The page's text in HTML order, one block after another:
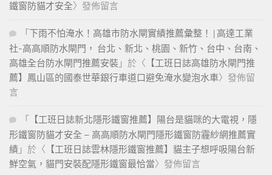
鐵窗防貓才安全〉發佈留言
「
下雨不怕淹水！高雄市防水閘實績推薦彙整！ | 高達工業
社-高高順防水閘門， 台北、新北、桃園、新竹、台中、台南、
高雄全台防水閘門推薦安裝 」於〈 【工班日誌高雄防水閘門推
薦】鳳山區的國泰世華銀行車道口避免淹水變泡水車〉發佈留
言
「
【工班日誌新北隱形鐵窗推薦】陽台是貓咪的大電視，隱
形鐵窗防貓才安全 – 高高順防水閘門隱形鐵窗防霾紗網推薦實
績 」於〈 【工班日誌雲林隱形鐵窗推薦】貓主子想呼吸陽台新
鮮空氣，貓門安裝配隱形鐵窗最恰當〉發佈留言